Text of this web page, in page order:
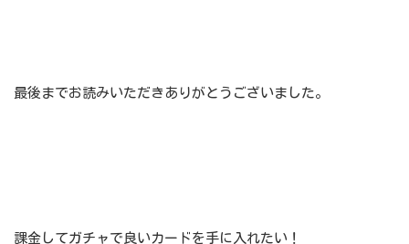
最後までお読みいただきありがとうございました。
課金してガチャで良いカードを手に入れたい！